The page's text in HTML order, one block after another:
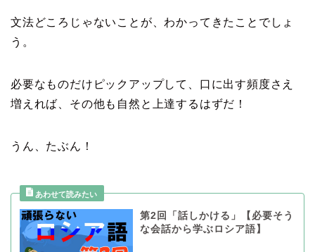
文法どころじゃないことが、わかってきたことでしょ
う。
必要なものだけピックアップして、口に出す頻度さえ
増えれば、その他も自然と上達するはずだ！
うん、たぶん！
第2回「話しかける」【必要そう
な会話から学ぶロシア語】